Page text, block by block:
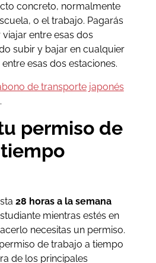
concreto, normalmente
o el trabajo. Pagarás
entre esas dos
subir y bajar en cualquier
esas dos estaciones.
de transporte japonés
permiso de
28 horas a la semana
mientras estés en
necesitas un permiso.
de trabajo a tiempo
de los principales